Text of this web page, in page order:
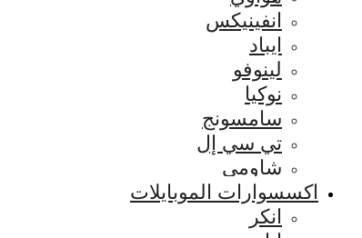
انفينيكس
ايباد
لينوفو
نوكيا
سامسونج
تي سي إل
شاومي
اكسسوارات الموبايلات
انكر